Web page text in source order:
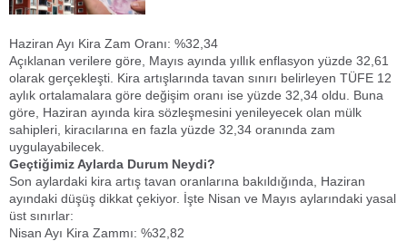
​Haziran Ayı Kira Zam Oranı: %32,34
​Açıklanan verilere göre, Mayıs ayında yıllık enflasyon yüzde 32,61
olarak gerçekleşti. Kira artışlarında tavan sınırı belirleyen TÜFE 12
aylık ortalamalara göre değişim oranı ise yüzde 32,34 oldu. Buna
göre, Haziran ayında kira sözleşmesini yenileyecek olan mülk
sahipleri, kiracılarına en fazla yüzde 32,34 oranında zam
uygulayabilecek.
​Geçtiğimiz Aylarda Durum Neydi?
​Son aylardaki kira artış tavan oranlarına bakıldığında, Haziran
ayındaki düşüş dikkat çekiyor. İşte Nisan ve Mayıs aylarındaki yasal
üst sınırlar:
​Nisan Ayı Kira Zammı: %32,82